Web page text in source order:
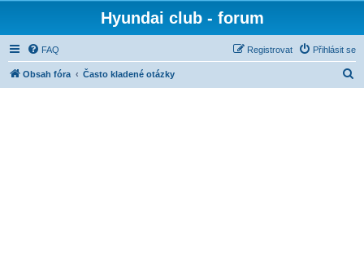
Hyundai club - forum
FAQ Přihlásit se
Registrovat
Obsah fóra Často kladené otázky